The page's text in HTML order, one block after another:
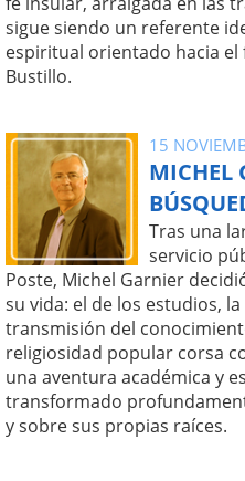
sigue siendo un referente
espiritual orientado hacia el
Bustillo.
15
MICHEL
Tras una
servicio
Poste, Michel Garnier
su vida: el de los estudios,
transmisión del
religiosidad popular corsa
una aventura académica y
transformado
y sobre sus propias raíces.